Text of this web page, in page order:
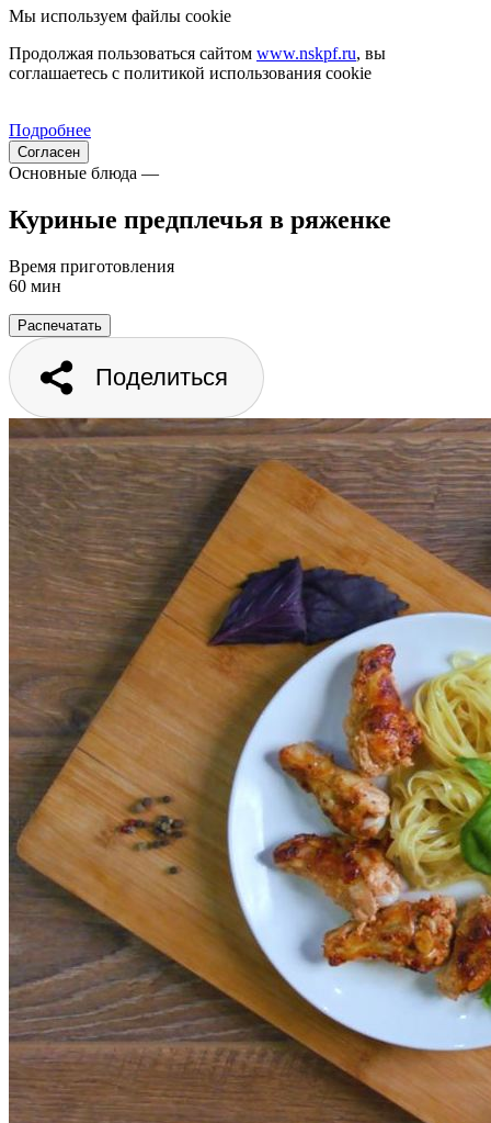
Мы используем файлы cookie
Продолжая пользоваться сайтом www.nskpf.ru, вы
соглашаетесь с политикой использования cookie
Подробнее
Согласен
Основные блюда —
Куриные предплечья в ряженке
Время приготовления
60 мин
Распечатать
Поделиться